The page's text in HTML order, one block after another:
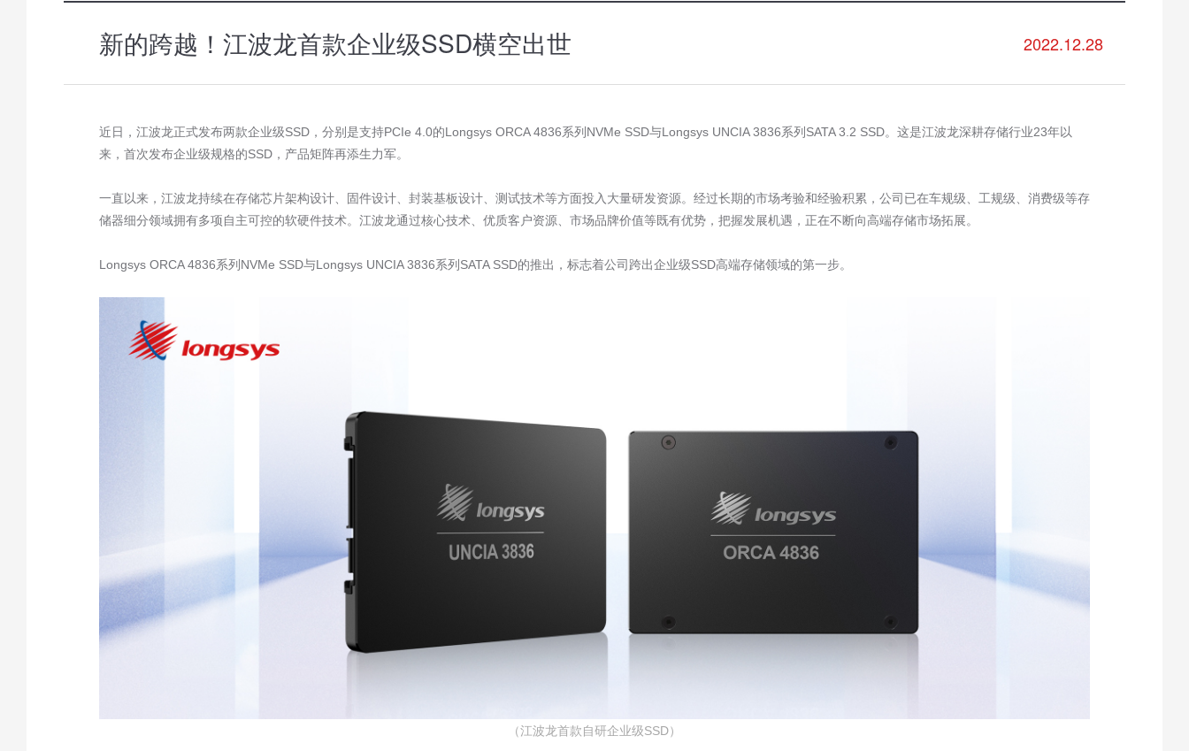
新的跨越！江波龙首款企业级SSD横空出世 2022.12.28
近日，江波龙正式发布两款企业级SSD ，分别是支持PCIe 4.0的Longsys ORCA 4836系列 NVMe SSD与Longsys UNCIA 3836系列 SATA 3.2 SSD。这是江波龙深耕存储行业23年以
来，首次发布企业级规格的SSD ，产品矩阵再添生力军。
一直以来，江波龙持续在存储芯片架构设计、固件设计、封装基板设计、测试技术等方面投入大量研发资源。经过长期的市场考验和经验积累，公司已在车规级、工规级、消费级等存
储器细分领域拥有多项自主可控的软硬件技术。江波龙通过核心技术、优质客户资源、市场品牌价值等既有优势，把握发展机遇，正在不断向高端存储市场拓展。
Longsys ORCA 4836系列 NVMe SSD与Longsys UNCIA 3836系列 SATA SSD的推出，标志着公司跨出企业级SSD高端存储领域的第一步。
（江波龙首款自研企业级SSD）